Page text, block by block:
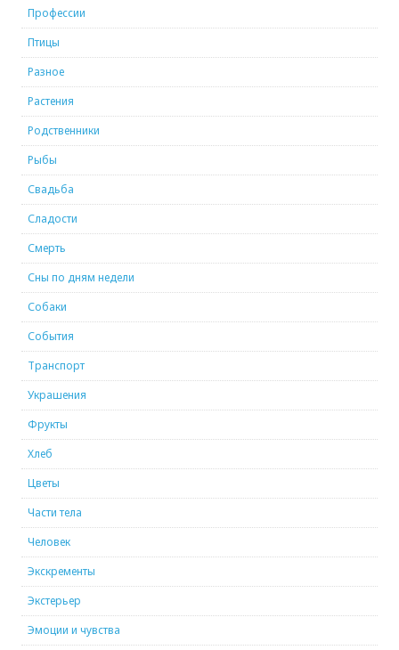
Профессии
Птицы
Разное
Растения
Родственники
Рыбы
Свадьба
Сладости
Смерть
Сны по дням недели
Собаки
События
Транспорт
Украшения
Фрукты
Хлеб
Цветы
Части тела
Человек
Экскременты
Экстерьер
Эмоции и чувства